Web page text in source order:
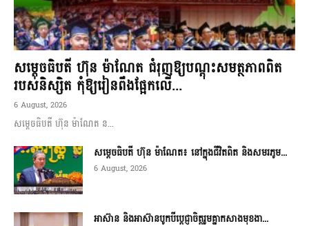
សម្តេចធិបតី ហ៊ុន ម៉ាណែត ជំរុញឱ្យបណ្តុះសមត្ថភាពពិត
របស់និស្សិត កុំឱ្យរៀនពឹងផ្អែកលើ...
6 August, 2026
សម្តេចធិបតី ហ៊ុន ម៉ាណែត ន...
សម្តេចធិបតី ហ៊ុន ម៉ាណែត៖ នៅក្នុងជីវិតពិត និងសមរភូម...
6 August, 2026
អាស៊ាន និងអាស៊ានបូកបីប្តេជ្ញាចិត្តរួមគ្នាកសាងមុខងា...